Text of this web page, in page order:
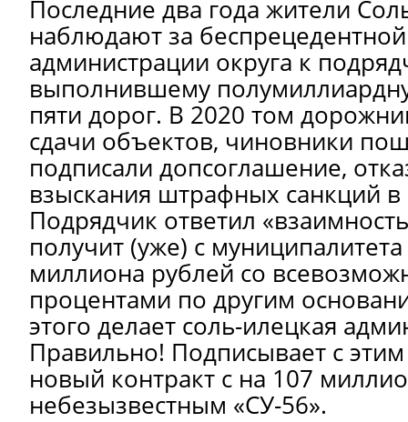
Последние два года жители
наблюдают за
администрации округа к
выполнившему
пяти дорог. В 2020 том
сдачи объектов, чиновники
подписали допсоглашение,
взыскания штрафных санкций
Подрядчик ответил
получит (уже) с
миллиона рублей со
процентами по другим
этого делает соль-илецкая
Правильно! Подписывает с
новый контракт с на 107
небезызвестным «СУ-56».